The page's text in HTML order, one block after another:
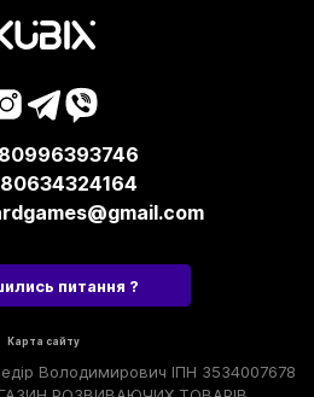
питання ?
Карта сайту
Володимирович ІПН 3534007678